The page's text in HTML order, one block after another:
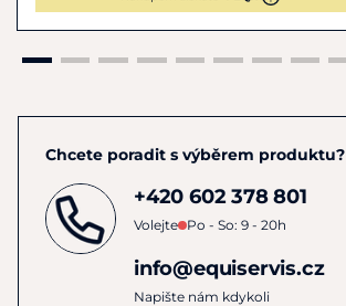
Chcete poradit s výběrem produktu?
+420 602 378 801
Volejte Po - So: 9 - 20h
info@equiservis.cz
Napište nám kdykoli